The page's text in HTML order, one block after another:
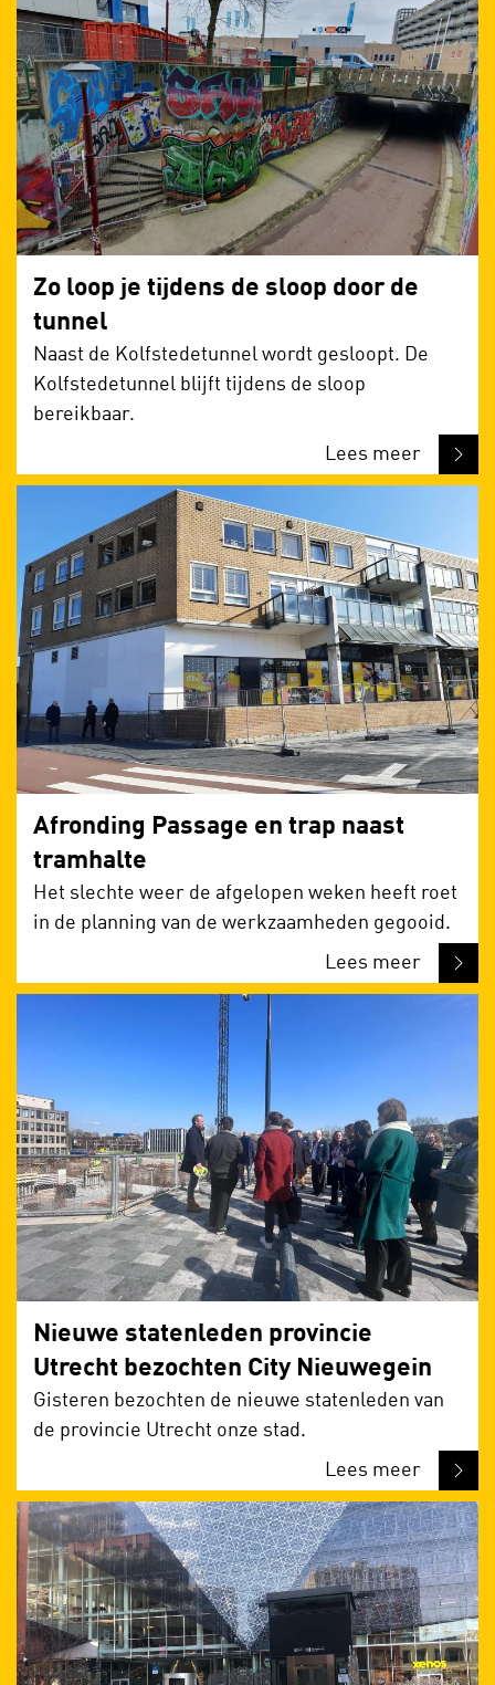
Zo loop je tijdens de sloop door de
tunnel
Naast de Kolfstedetunnel wordt gesloopt. De
Kolfstedetunnel blijft tijdens de sloop
bereikbaar.
Lees meer
Afronding Passage en trap naast
tramhalte
Het slechte weer de afgelopen weken heeft roet
in de planning van de werkzaamheden gegooid.
Lees meer
Nieuwe statenleden provincie
Utrecht bezochten City Nieuwegein
Gisteren bezochten de nieuwe statenleden van
de provincie Utrecht onze stad.
Lees meer